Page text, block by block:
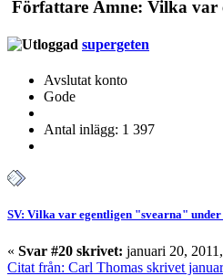
Författare Ämne: Vilka var
supergeten
Avslutat konto
Gode
Antal inlägg: 1 397
SV: Vilka var egentligen "svearna"
« Svar #20 skrivet: januari 20,
Citat från: Carl Thomas skrivet